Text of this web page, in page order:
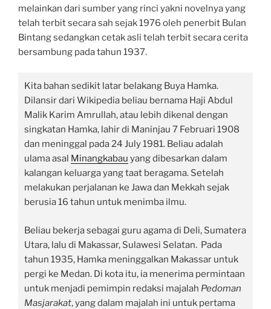
melainkan dari sumber yang rinci yakni novelnyayang
telah terbit secara sah sejak 1976 oleh penerbit Bulan
Bintang sedangkan cetak asli telah terbit secara cerita
bersambung pada tahun 1937.
Kita bahan sedikit latar belakang Buya Hamka.
Dilansir dari Wikipedia beliau bernama Haji Abdul
Malik Karim Amrullah, atau lebih dikenal dengan
singkatan Hamka, lahir di Maninjau 7 Februari 1908
dan meninggal pada 24 July 1981. Beliau adalah
ulama asal Minangkabau yang dibesarkan dalam
kalangan keluarga yang taat beragama. Setelah
melakukan perjalanan ke Jawa dan Mekkah sejak
berusia 16 tahun untuk menimba ilmu.
Beliau bekerja sebagai guru agama di Deli, Sumatera
Utara, lalu di Makassar, Sulawesi Selatan. Pada
tahun 1935, Hamka meninggalkan Makassar untuk
pergi ke Medan. Di kota itu, ia menerima permintaan
untuk menjadi pemimpin redaksi majalah Pedoman
Masjarakat, yang dalam majalah ini untuk pertama